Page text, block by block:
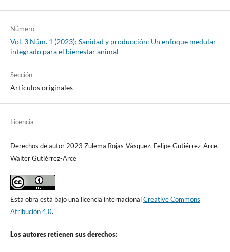
Número
Vol. 3 Núm. 1 (2023): Sanidad y producción: Un enfoque medular
integrado para el bienestar animal
Sección
Artículos originales
Licencia
Derechos de autor 2023 Zulema Rojas-Vásquez, Felipe Gutiérrez-Arce,
Walter Gutiérrez-Arce
Esta obra está bajo una licencia internacionalCreative Commons
Atribución 4.0.
Los autores retienen sus derechos: